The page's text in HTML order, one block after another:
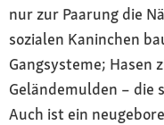
nur zur Paarung die
sozialen Kaninchen
Gangsysteme; Hasen
Geländemulden – die
Auch ist ein